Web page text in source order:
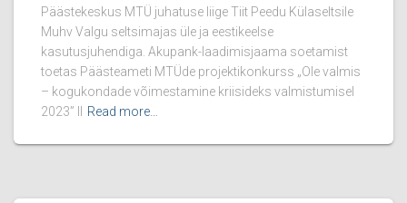
Päästekeskus MTÜ juhatuse liige Tiit Peedu Külaseltsile
Muhv Valgu seltsimajas üle ja eestikeelse
kasutusjuhendiga. Akupank-laadimisjaama soetamist
toetas Päästeameti MTÜde projektikonkurss „Ole valmis
– kogukondade võimestamine kriisideks valmistumisel
2023” II
Read more…